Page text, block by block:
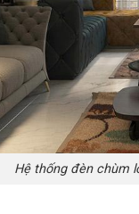
Hệ thống đèn chùm